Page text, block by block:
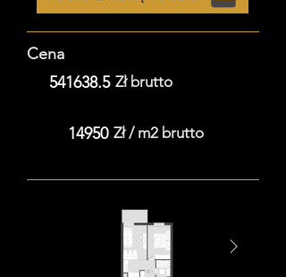
Cena
541638.5 Zł brutto
14950 Zł / m2 brutto